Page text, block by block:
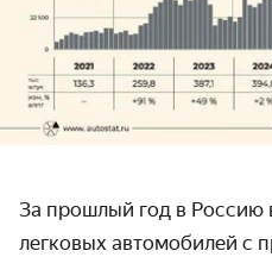
За прошлый год в Россию
легковых автомобилей с